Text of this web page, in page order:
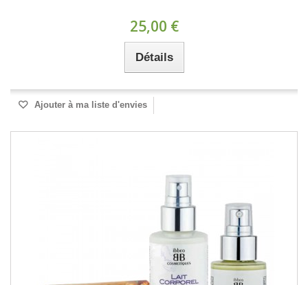
25,00 €
Détails
Ajouter à ma liste d'envies